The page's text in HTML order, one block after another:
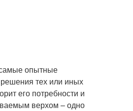
опытные
решения тех или иных
его потребности и
верхом – одно